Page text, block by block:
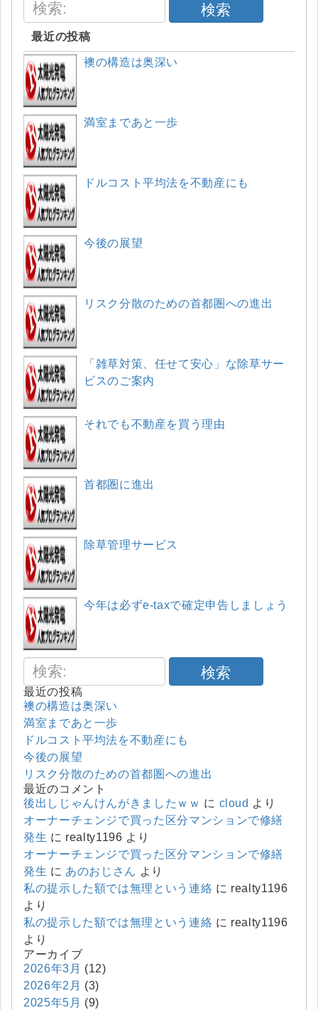
検索
最近の投稿
襖の構造は奥深い
満室まであと一歩
ドルコスト平均法を不動産にも
今後の展望
リスク分散のための首都圏への進出
「雑草対策、任せて安心」な除草サー
ビスのご案内
それでも不動産を買う理由
首都圏に進出
除草管理サービス
今年は必ずe-taxで確定申告しましょう
検索
最近の投稿
襖の構造は奥深い
満室まであと一歩
ドルコスト平均法を不動産にも
今後の展望
リスク分散のための首都圏への進出
最近のコメント
後出しじゃんけんがきましたｗｗ に cloud より
オーナーチェンジで買った区分マンションで修繕
発生 に realty1196 より
オーナーチェンジで買った区分マンションで修繕
発生 に あのおじさん より
私の提示した額では無理という連絡 に realty1196
より
私の提示した額では無理という連絡 に realty1196
より
アーカイブ
2026年3月 (12)
2026年2月 (3)
2025年5月 (9)